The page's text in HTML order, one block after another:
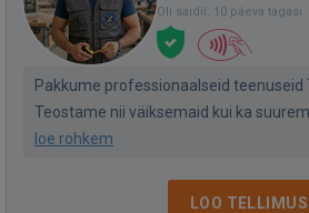
Oli saidil: 10 päeva tagasi
Pakkume professionaalseid teenuseid
Teostame nii väiksemaid kui ka
loe rohkem
LOO TELLIMUS